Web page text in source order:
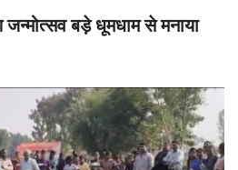
बड़े धूमधाम से मनाया